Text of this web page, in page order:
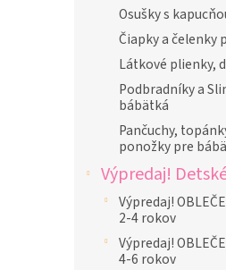
Osušky s
Čiapky a čelenky
Látkové plienky,
Podbradníky a
bábätká
Pančuchy,
ponožky pre
Výpredaj!
Výpredaj!
2-4 rokov
Výpredaj!
4-6 rokov